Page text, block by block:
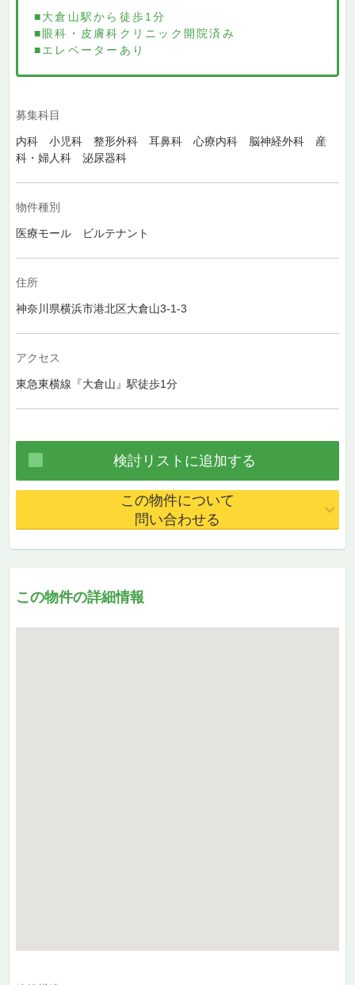
■大倉山駅から徒歩1分
■眼科・皮膚科クリニック開院済み
■エレベーターあり
募集科目
内科 小児科 整形外科 耳鼻科 心療内科 脳神経外科 産
科・婦人科 泌尿器科
物件種別
医療モール ビルテナント
住所
神奈川県横浜市港北区大倉山3-1-3
アクセス
東急東横線『大倉山』駅徒歩1分
この物件について
問い合わせる
この物件の詳細情報